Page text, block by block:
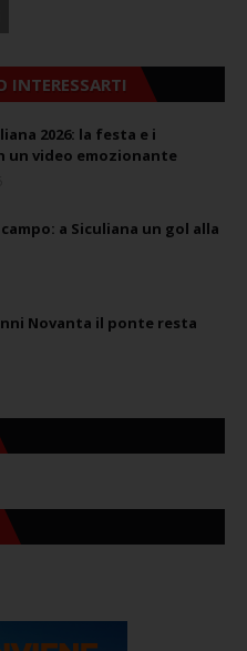
INTERESSARTI
2026: la festa e i
un video emozionante
a Siculiana un gol alla
Novanta il ponte resta